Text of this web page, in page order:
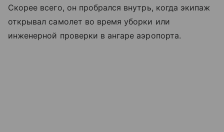
Скорее всего, он пробрался внутрь, когда экипаж
открывал самолет во время уборки или
инженерной проверки в ангаре аэропорта.